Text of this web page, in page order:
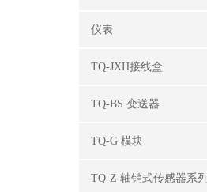
仪表
TQ-JXH接线盒
TQ-BS 变送器
TQ-G 模块
TQ-Z 轴销式传感器系列